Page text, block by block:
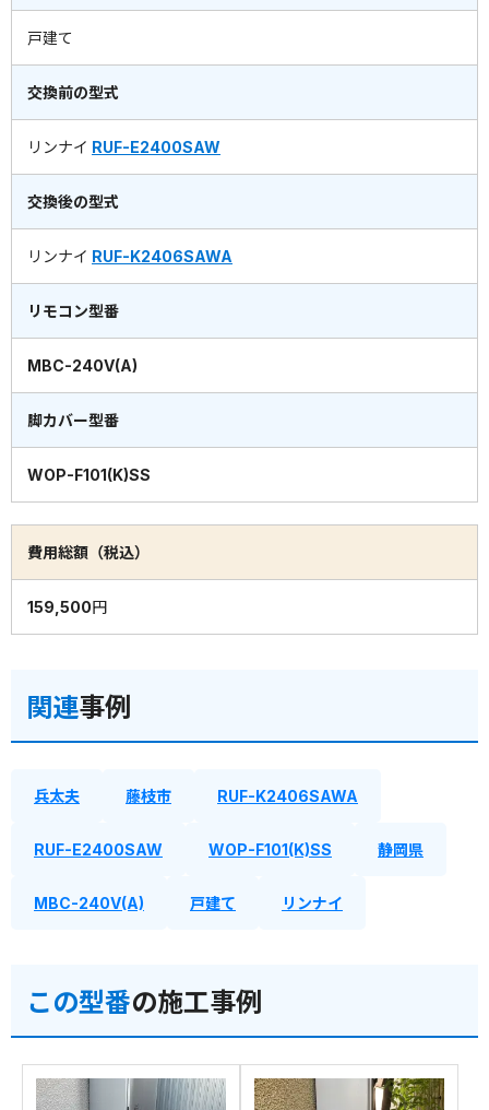
戸建て
交換前の型式
リンナイ RUF-E2400SAW
交換後の型式
リンナイ RUF-K2406SAWA
リモコン型番
MBC-240V(A)
脚カバー型番
WOP-F101(K)SS
費用総額（税込）
159,500円
関連事例
兵太夫 藤枝市 RUF-K2406SAWA
RUF-E2400SAW WOP-F101(K)SS 静岡県
MBC-240V(A) 戸建て リンナイ
この型番の施工事例